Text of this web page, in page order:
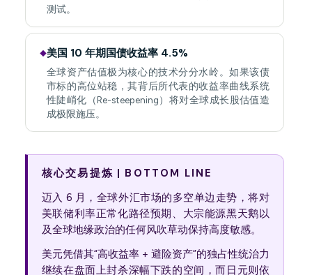
测试。
◆美国 10 年期国债收益率 4.5%
全球资产估值极为核心的技术分分水岭。如果该债
市标的高位站稳，其背后所代表的收益率曲线系统
性陡峭化（Re-steepening）将对全球成长股估值造
成极限施压。
核心交易提炼 | BOTTOM LINE
迈入 6 月，全球外汇市场的多空单边走势，将对
美联储利率正常化路径预期、大宗能源黑天鹅以
及全球地缘政治的任何风吹草动保持高度敏感。
美元凭借其“高收益率 + 避险资产”的独占性统治力
继续在盘面上封杀深幅下跌的空间，而日元则依